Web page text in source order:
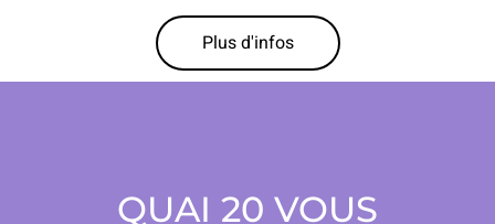
Plus d'infos
QUAI 20 VOUS